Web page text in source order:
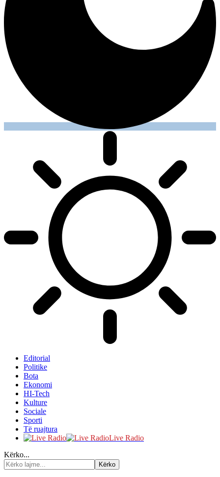
Editorial
Politike
Bota
Ekonomi
HI-Tech
Kulture
Sociale
Sporti
Të ruajtura
Live Radio
Kërko...